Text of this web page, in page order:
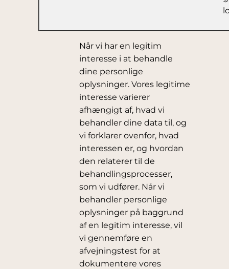
Når vi har en legitim
interesse i at behandle
dine personlige
oplysninger. Vores legitime
interesse varierer
afhængigt af, hvad vi
behandler dine data til, og
vi forklarer ovenfor, hvad
interessen er, og hvordan
den relaterer til de
behandlingsprocesser,
som vi udfører. Når vi
behandler personlige
oplysninger på baggrund
af en legitim interesse, vil
vi gennemføre en
afvejningstest for at
dokumentere vores